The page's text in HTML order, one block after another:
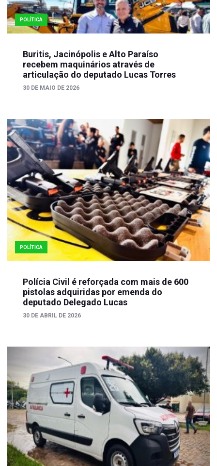
POLÍTICA
Buritis, Jacinópolis e Alto Paraíso
recebem maquinários através de
articulação do deputado Lucas Torres
30 DE MAIO DE 2026
POLÍTICA
Polícia Civil é reforçada com mais de 600
pistolas adquiridas por emenda do
deputado Delegado Lucas
30 DE ABRIL DE 2026